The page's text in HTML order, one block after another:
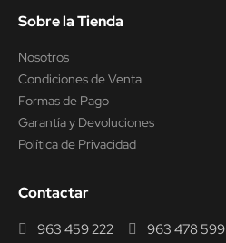
Sobre la Tienda
Nosotros
Condiciones de Venta
Formas de Pago
Garantía y Devoluciones
Política de Privacidad
Contactar
963 459 222
963 478 599